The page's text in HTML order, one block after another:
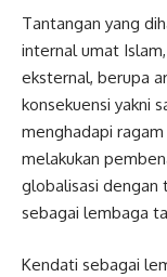
Tantangan yang
internal umat
eksternal, berupa
konsekuensi yakni
menghadapi
melakukan
globalisasi dengan
sebagai lembaga
Kendati sebagai